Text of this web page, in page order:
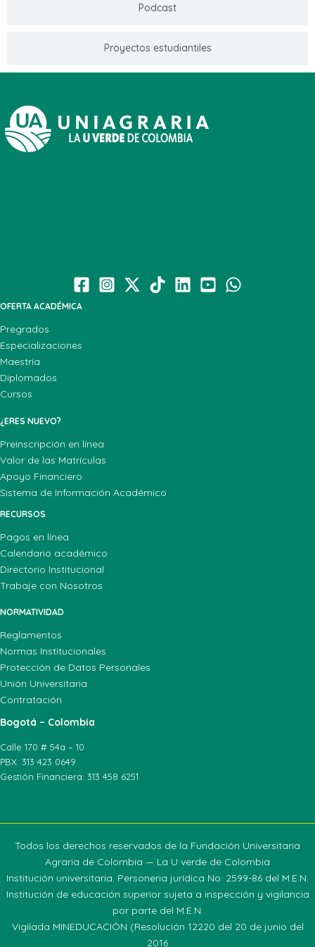
Podcast
Proyectos estudiantiles
OFERTA ACADÉMICA
Pregrados
Especializaciones
Maestría
Diplomados
Cursos
¿ERES NUEVO?
Preinscripción en línea
Valor de las Matrículas
Apoyo Financiero
Sistema de Información Académico
RECURSOS
Pagos en línea
Calendario académico
Directorio Institucional
Trabaje con Nosotros
NORMATIVIDAD
Reglamentos
Normas Institucionales
Protección de Datos Personales
Unión Universitaria
Contratación
Bogotá – Colombia
Calle 170 # 54a – 10
PBX: 313 423 0649
Gestión Financiera: 313 458 6251
Todos los derechos reservados de la Fundación Universitaria
Agraria de Colombia — La U verde de Colombia
Institución universitaria. Personeria jurídica No. 2599-86 del M.E.N.
Institución de educación superior sujeta a inspección y vigilancia
por parte del M.E.N.
Vigilada MINEDUCACIÓN (Resolución 12220 del 20 de junio del
2016